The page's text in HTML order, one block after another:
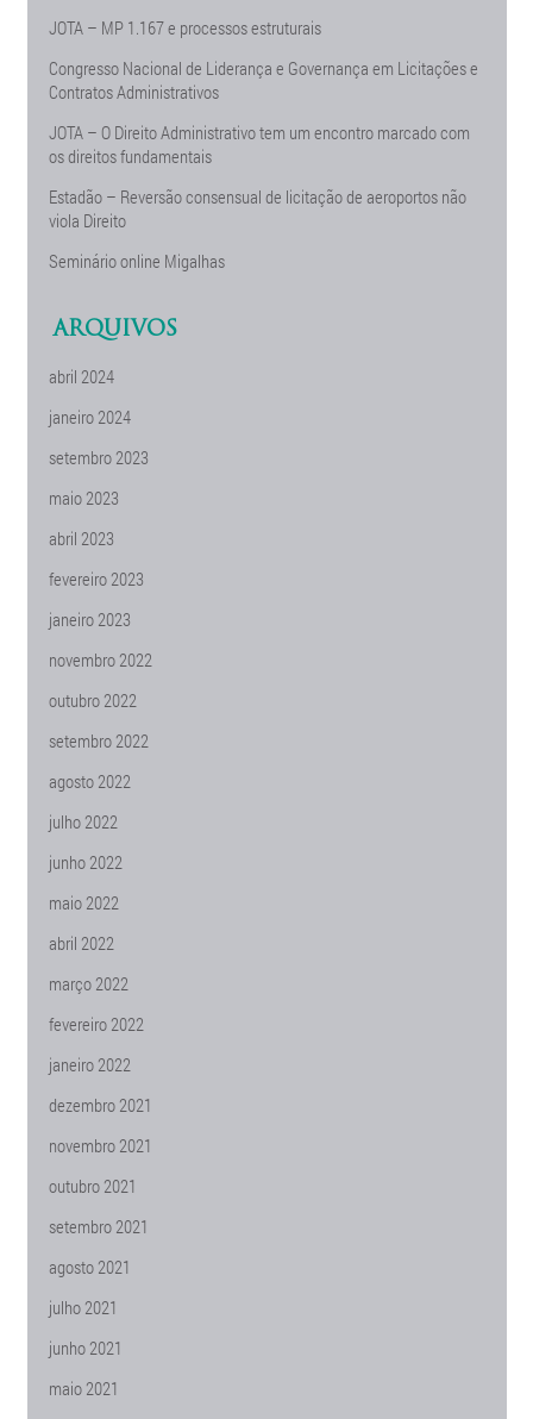
JOTA – MP 1.167 e processos estruturais
Congresso Nacional de Liderança e Governança em Licitações e
Contratos Administrativos
JOTA – O Direito Administrativo tem um encontro marcado com
os direitos fundamentais
Estadão – Reversão consensual de licitação de aeroportos não
viola Direito
Seminário online Migalhas
ARQUIVOS
abril 2024
janeiro 2024
setembro 2023
maio 2023
abril 2023
fevereiro 2023
janeiro 2023
novembro 2022
outubro 2022
setembro 2022
agosto 2022
julho 2022
junho 2022
maio 2022
abril 2022
março 2022
fevereiro 2022
janeiro 2022
dezembro 2021
novembro 2021
outubro 2021
setembro 2021
agosto 2021
julho 2021
junho 2021
maio 2021